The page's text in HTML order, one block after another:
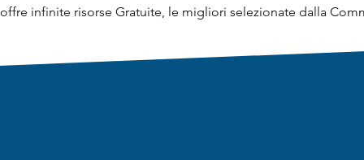
infinite risorse Gratuite, le migliori selezionate dalla